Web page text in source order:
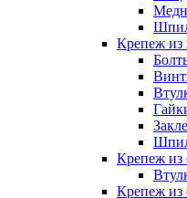
Крепеж из
Крепеж из
Крепеж из